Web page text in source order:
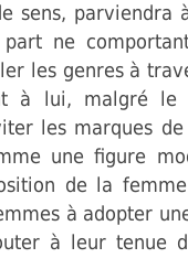
sens,
part ne
les genres à
à lui, malgré le
les marques
une figure
de la
à adopter
à leur tenue